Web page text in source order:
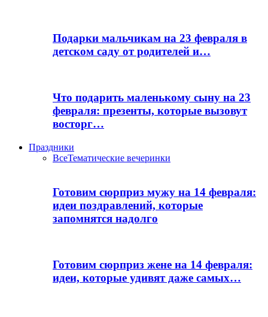
Подарки мальчикам на 23 февраля в
детском саду от родителей и…
Что подарить маленькому сыну на 23
февраля: презенты, которые вызовут
восторг…
Праздники
ВсеТематические вечеринки
Готовим сюрприз мужу на 14 февраля:
идеи поздравлений, которые
запомнятся надолго
Готовим сюрприз жене на 14 февраля:
идеи, которые удивят даже самых…